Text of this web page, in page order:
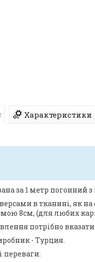
Характеристики
за 1 метр погонний
в тканині, як на
8см, (для любих
потрібно
- Турция.
переваги: